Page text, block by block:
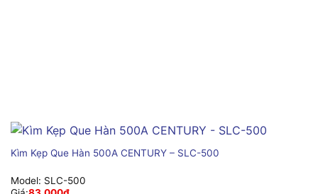
Kìm Kẹp Que Hàn 500A CENTURY – SLC-500
Model: SLC-500